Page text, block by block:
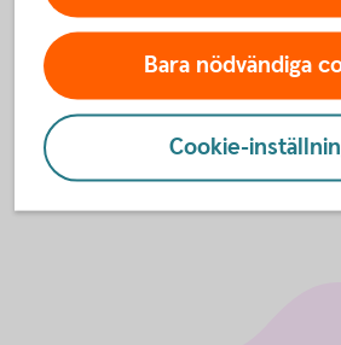
Fler sätt att hantera
Swaption och
Bara nödvändiga
Cookie-